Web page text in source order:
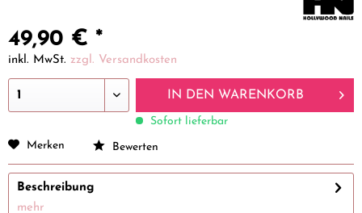
49,90 € *
inkl. MwSt. zzgl. Versandkosten
IN DEN WARENKORB
Sofort lieferbar
Merken
Bewerten
Beschreibung
mehr